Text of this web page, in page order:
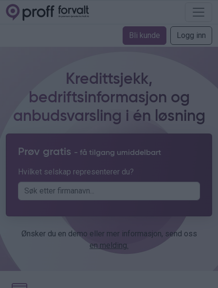
Bli kunde Logg inn
Kredittsjekk,
bedriftsinformasjon og
anbudsvarsling i én løsning
Prøv gratis - få tilgang umiddelbart
Hvilket selskap representerer du?
Ønsker du en demo eller mer informasjon, send oss
en melding.